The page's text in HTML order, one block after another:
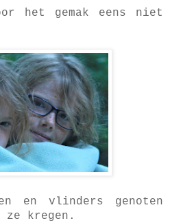
het gemak eens niet
en vlinders genoten
ze kregen.